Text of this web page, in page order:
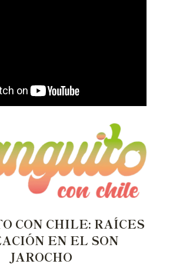
CON CHILE: RAÍCES
EN EL SON
JAROCHO